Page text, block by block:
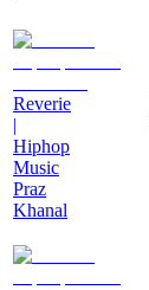
Reverie
|
Hiphop
Music
Praz
Khanal